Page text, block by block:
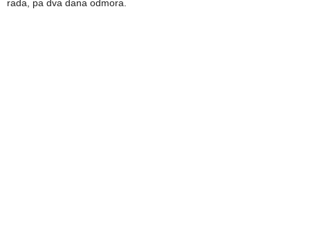
rada, pa dva dana odmora.